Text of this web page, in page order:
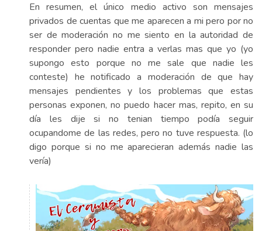
En resumen, el único medio activo son mensajes
privados de cuentas que me aparecen a mi pero por no
ser de moderación no me siento en la autoridad de
responder pero nadie entra a verlas mas que yo (yo
supongo esto porque no me sale que nadie les
conteste) he notificado a moderación de que hay
mensajes pendientes y los problemas que estas
personas exponen, no puedo hacer mas, repito, en su
día les dije si no tenian tiempo podía seguir
ocupandome de las redes, pero no tuve respuesta. (lo
digo porque si no me aparecieran además nadie las
vería)